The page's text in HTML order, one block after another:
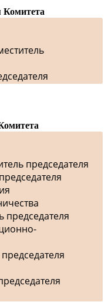
Комитета
председателя
председателя